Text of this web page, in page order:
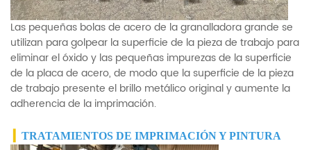
Las pequeñas bolas de acero de la granalladora grande se
utilizan para golpear la superficie de la pieza de trabajo para
eliminar el óxido y las pequeñas impurezas de la superficie
de la placa de acero, de modo que la superficie de la pieza
de trabajo presente el brillo metálico original y aumente la
adherencia de la imprimación.
TRATAMIENTOS DE IMPRIMACIÓN Y PINTURA